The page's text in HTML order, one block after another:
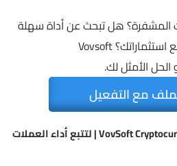
المشفرة؟ هل تبحث عن أداة سهلة
الاستخدام لمساعدتك في تتبع استثماراتك؟ Vovsoft
مع التفعيل
تحميل برنامج VovSoft Cryptocurrency Tracker | لتتبع أداء العملات